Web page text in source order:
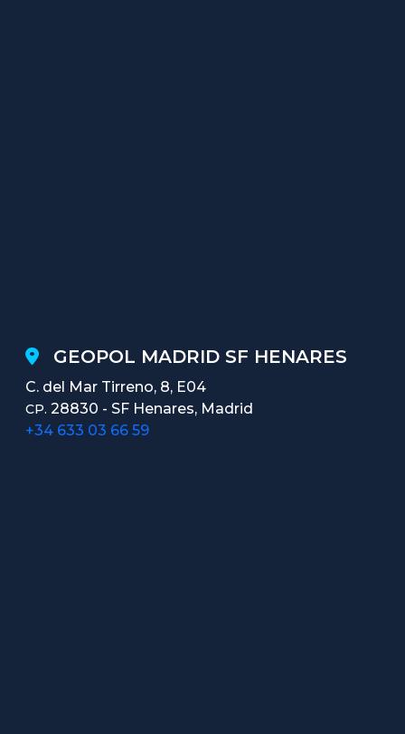
GEOPOL MADRID SF HENARES
C. del Mar Tirreno, 8, E04
CP. 28830 - SF Henares, Madrid
+34 633 03 66 59